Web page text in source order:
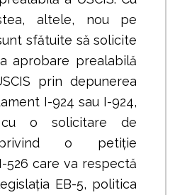
altele, nou pe
sfătuite să solicite
aprobare prealabilă
prin depunerea
I-924 sau I-924,
cu o solicitare de
o petiție
526 care va respectă
EB-5, politica